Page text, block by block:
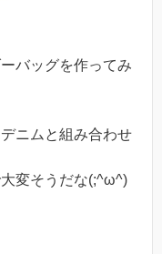
バッグを作ってみ
ニムと組み合わせ
変そうだな(;^ω^)